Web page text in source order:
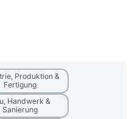
Produktion &
Fertigung
Handwerk &
Sanierung